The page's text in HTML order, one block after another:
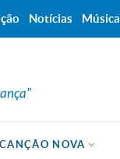
CANÇÃO NOVA
Notícias Música